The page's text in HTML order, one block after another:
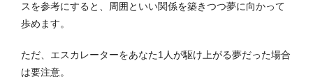
スを参考にすると、周囲といい関係を築きつつ夢に向かって
歩めます。
ただ、エスカレーターをあなた1人が駆け上がる夢だった場合
は要注意。